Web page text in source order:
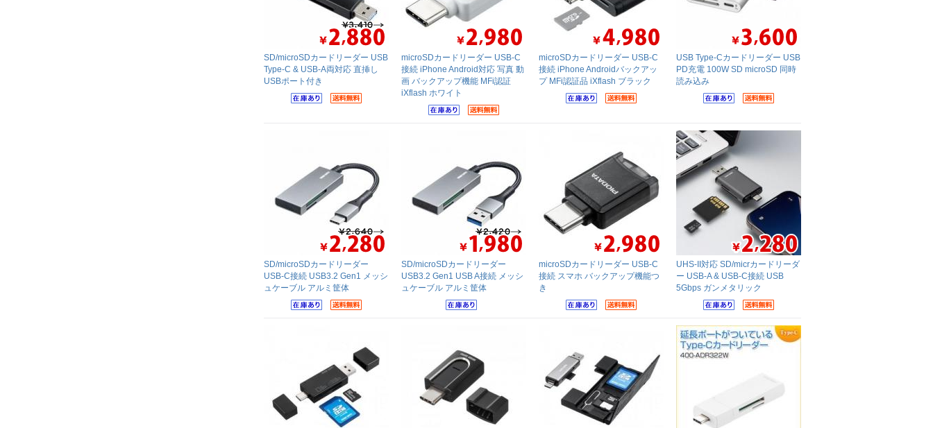
SD/microSDカードリーダー USB
Type-C & USB-A両対応 直挿し
USBポート付き
microSDカードリーダー USB-C
接続 iPhone Android対応 写真 動
画 バックアップ機能 MFi認証
iXflash ホワイト
microSDカードリーダー USB-C
接続 iPhone Androidバックアッ
プ MFi認証品 iXflash ブラック
USB Type-Cカードリーダー USB
PD充電 100W SD microSD 同時
読み込み
SD/microSDカードリーダー
USB-C接続 USB3.2 Gen1 メッシ
ュケーブル アルミ筐体
SD/microSDカードリーダー
USB3.2 Gen1 USB A接続 メッシ
ュケーブル アルミ筐体
microSDカードリーダー USB-C
接続 スマホ バックアップ機能つ
き
UHS-II対応 SD/micrカードリーダ
ー USB-A & USB-C接続 USB
5Gbps ガンメタリック